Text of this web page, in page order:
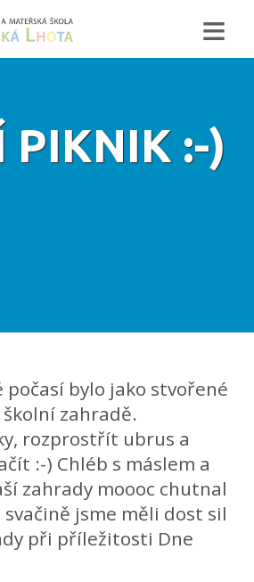
≡
PIKNIK :-)
počasí bylo jako stvořené
zahradě.
rozprostřít ubrus a
:-) Chléb s máslem a
zahrady moooc chutnal
svačině jsme měli dost sil
při příležitosti Dne